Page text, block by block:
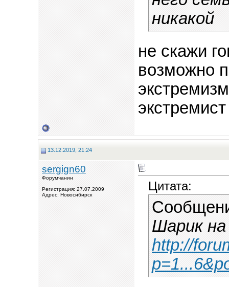
никакой
не скажи
возможно
13.12.2019, 21:24
sergign60
Форумчанин
Регистрация: 27.07.2009
Адрес: Новосибирск
Цитата:
Шарик
http://